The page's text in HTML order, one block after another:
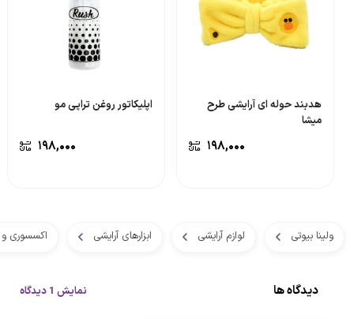
هدبند حوله ای آرایشی طرح
میشا
۱۹۸,۰۰۰
اپلیکاتور روغن تراپی مو
۱۹۸,۰۰۰
ولینا بیوتی لوازم آرایشی ابزارهای آرایشی اکسسوری و
دیدگاه ها نمایش 1 دیدگاه